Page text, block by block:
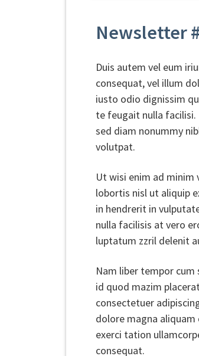
Newsletter
Duis autem vel eum
consequat, vel illum
iusto odio dignissim
te feugait nulla
sed diam nonummy
volutpat.
Ut wisi enim ad minim
lobortis nisl ut aliquip
in hendrerit in
nulla facilisis at vero
luptatum zzril delenit
Nam liber tempor
id quod mazim
consectetuer
dolore magna
exerci tation
consequat.